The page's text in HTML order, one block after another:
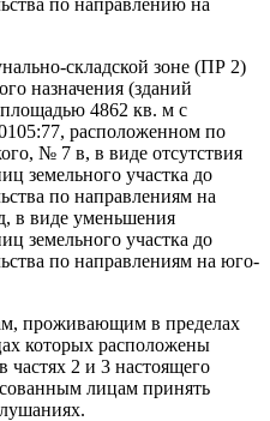
складской зоне (ПР 2)
назначения (зданий
площадью 4862 кв. м с
расположенном по
№ 7 в, в виде отсутствия
земельного участка до
по направлениям на
в виде уменьшения
земельного участка до
по направлениям на юго-
проживающим в пределах
которых расположены
частях 2 и 3 настоящего
лицам принять